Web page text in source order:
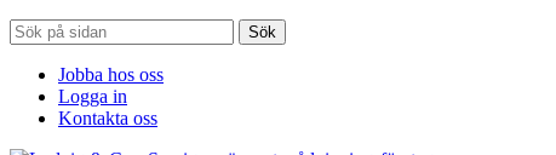
Sök
Jobba hos oss
Logga in
Kontakta oss